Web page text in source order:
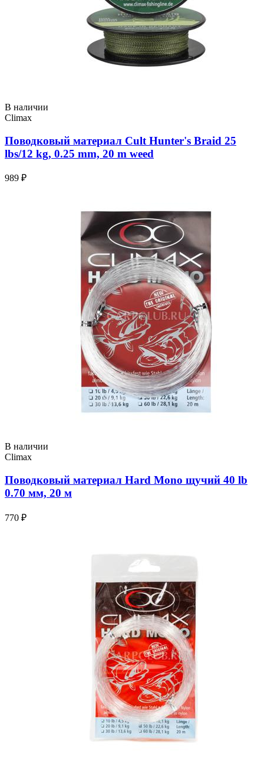
В наличии
Climax
Поводковый материал Cult Hunter's Braid 25
lbs/12 kg, 0.25 mm, 20 m weed
989 ₽
В наличии
Climax
Поводковый материал Hard Mono щучий 40 lb
0.70 мм, 20 м
770 ₽